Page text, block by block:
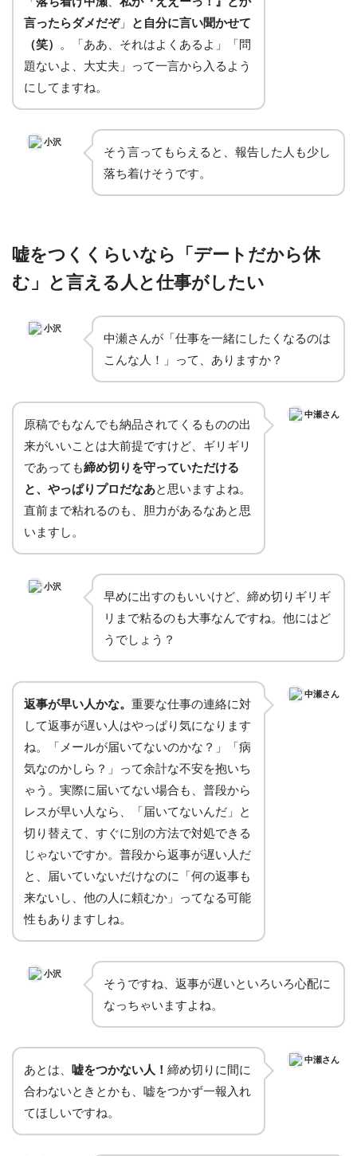
言ったらダメだぞ」
と自分に言い聞かせて
（笑）
。「ああ、それはよくあるよ」「問
題ないよ、大丈夫」って一言から入るよう
にしてますね。
小沢
そう言ってもらえると、報告した人も少し
落ち着けそうです。
嘘をつくくらいなら「デートだから休
む」と言える人と仕事がしたい
小沢
中瀬さんが「仕事を一緒にしたくなるのは
こんな人！」って、ありますか？
原稿でもなんでも納品されてくるものの出
来がいいことは大前提ですけど、ギリギリ
であっても締め切りを守っていただける
と、やっぱりプロだなあと思いますよね。
直前まで粘れるのも、胆力があるなあと思
いますし。
中瀬さん
小沢
早めに出すのもいいけど、締め切りギリギ
リまで粘るのも大事なんですね。他にはど
うでしょう？
返事が早い人かな。 重要な仕事の連絡に対
して返事が遅い人はやっぱり気になります
ね。「メールが届いてないのかな？」「病
気なのかしら？」って余計な不安を抱いち
ゃう。実際に届いてない場合も、普段から
レスが早い人なら、「届いてないんだ」と
切り替えて、すぐに別の方法で対処できる
じゃないですか。普段から返事が遅い人だ
と、届いていないだけなのに「何の返事も
来ないし、他の人に頼むか」ってなる可能
性もありますしね。
中瀬さん
小沢
そうですね、返事が遅いといろいろ心配に
なっちゃいますよね。
あとは、 嘘をつかない人！ 締め切りに間に
合わないときとかも、嘘をつかず一報入れ
てほしいですね。
中瀬さん